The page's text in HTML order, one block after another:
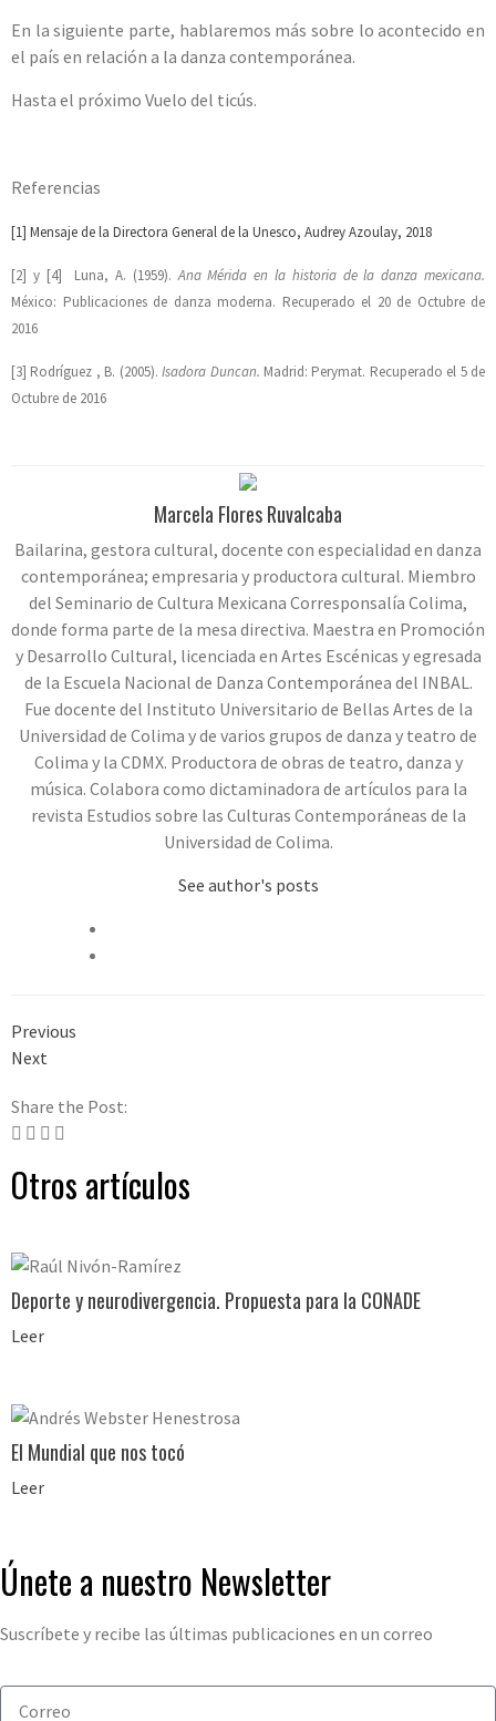
En la siguiente parte, hablaremos más sobre lo acontecido en
el país en relación a la danza contemporánea.
Hasta el próximo Vuelo del ticús.
Referencias
[1] Mensaje de la Directora General de la Unesco, Audrey Azoulay, 2018
[2] y [4] Luna, A. (1959).Ana Mérida en la historia de la danza mexicana.
México: Publicaciones de danza moderna. Recuperado el 20 de Octubre de
2016
[3] Rodríguez , B. (2005).Isadora Duncan. Madrid: Perymat. Recuperado el 5 de
Octubre de 2016
Marcela Flores Ruvalcaba
Bailarina, gestora cultural, docente con especialidad en danza
contemporánea; empresaria y productora cultural. Miembro
del Seminario de Cultura Mexicana Corresponsalía Colima,
donde forma parte de la mesa directiva. Maestra en Promoción
y Desarrollo Cultural, licenciada en Artes Escénicas y egresada
de la Escuela Nacional de Danza Contemporánea del INBAL.
Fue docente del Instituto Universitario de Bellas Artes de la
Universidad de Colima y de varios grupos de danza y teatro de
Colima y la CDMX. Productora de obras de teatro, danza y
música. Colabora como dictaminadora de artículos para la
revista Estudios sobre las Culturas Contemporáneas de la
Universidad de Colima.
See author's posts
Previous
Next
Share the Post:
Otros artículos
Deporte y neurodivergencia. Propuesta para la CONADE
Leer
El Mundial que nos tocó
Leer
Únete a nuestro Newsletter
Suscríbete y recibe las últimas publicaciones en un correo